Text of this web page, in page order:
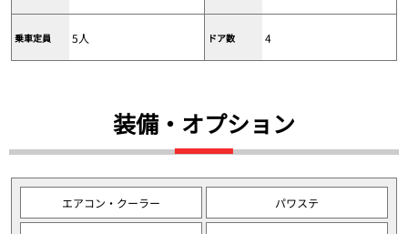
乗車定員 5人 ドア数 4
装備・オプション
エアコン・クーラー パワステ